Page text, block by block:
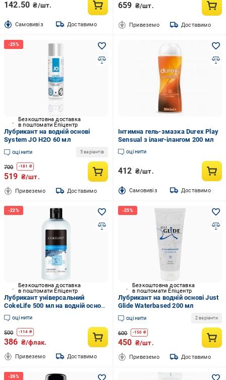
142.50 ₴/шт.
Cамовивіз Доставимо
659 ₴/шт.
Привеземо Доставимо
Безкоштовна доставка
в поштомати Епіцентр
Лубрикант на водній основі
System JO H2O 60 мл
оцінити 5 варіантів
700 -181 ₴
519 ₴/шт.
Привеземо Доставимо
Інтимна гель-змазка Durex Play
Sensual з іланг-ілангом 200 мл
оцінити
412 ₴/шт.
Cамовивіз Доставимо
Безкоштовна доставка
в поштомати Епіцентр
Лубрикант універсальний
CokeLife 500 мл на водній основі
(CokeLife_water_500)
оцінити
500 -114 ₴
386 ₴/флак.
Привеземо Доставимо
Безкоштовна доставка
в поштомати Епіцентр
Лубрикант на водній основі Just
Glide Waterbased 200 мл
оцінити 2 варіанти
600 -150 ₴
450 ₴/шт.
Привеземо Доставимо